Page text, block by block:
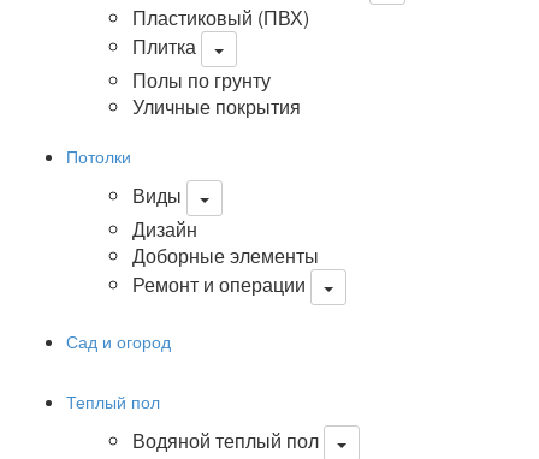
Пластиковый (ПВХ)
Плитка
Полы по грунту
Уличные покрытия
Потолки
Виды
Дизайн
Доборные элементы
Ремонт и операции
Сад и огород
Теплый пол
Водяной теплый пол